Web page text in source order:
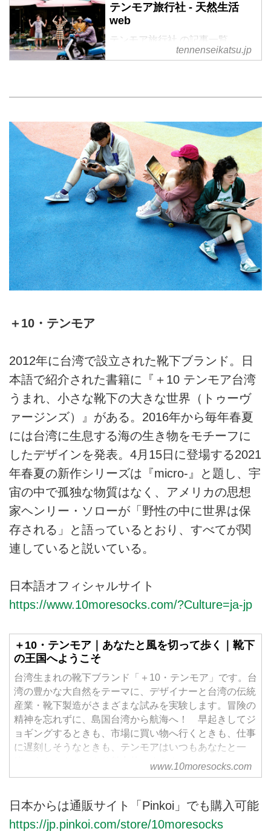
テンモア旅行社 - 天然生活
web
テンモア旅行社 の記事一覧
tennenseikatsu.jp
＋10・テンモア
2012年に台湾で設立された靴下ブランド。日
本語で紹介された書籍に『＋10 テンモア台湾
うまれ、小さな靴下の大きな世界（トゥーヴ
ァージンズ）』がある。2016年から毎年春夏
には台湾に生息する海の生き物をモチーフに
したデザインを発表。4月15日に登場する2021
年春夏の新作シリーズは『micro-』と題し、宇
宙の中で孤独な物質はなく、アメリカの思想
家ヘンリー・ソローが「野性の中に世界は保
存される」と語っているとおり、すべてが関
連していると説いている。
日本語オフィシャルサイト
https://www.10moresocks.com/?Culture=ja-jp
＋10・テンモア｜あなたと風を切って歩く｜靴下
の王国へようこそ
台湾生まれの靴下ブランド「＋10・テンモア」です。台
湾の豊かな大自然をテーマに、デザイナーと台湾の伝統
産業・靴下製造がさまざまな試みを実験します。冒険の
精神を忘れずに、島国台湾から航海へ！ 早起きしてジ
ョギングするときも、市場に買い物へ行くときも、仕事
に遅刻しそうなときも、テンモアはいつもあなたと一
緒。あなたをとびきり魅力的にするよ。
www.10moresocks.com
日本からは通販サイト「Pinkoi」でも購入可能
https://jp.pinkoi.com/store/10moresocks